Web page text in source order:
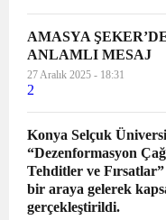
AMASYA
ANLAMLI MESAJ
27 Aralık 2025 - 18:31
2
Konya Selçuk
“Dezenformasyon
Tehditler ve
bir araya gelerek
gerçekleştirildi.